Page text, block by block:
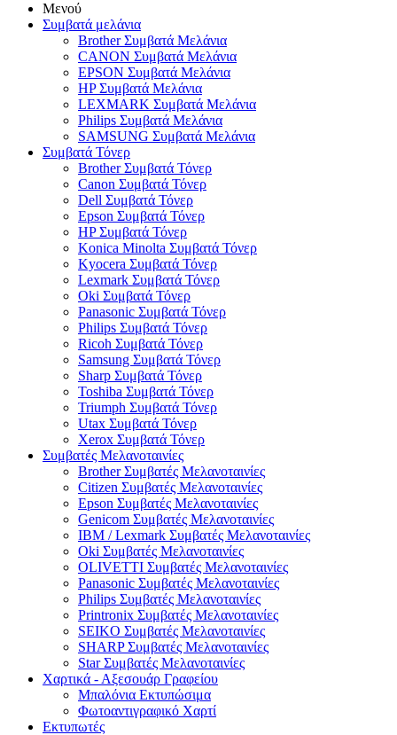
Μενού
Συμβατά μελάνια
Brother Συμβατά Μελάνια
CANON Συμβατά Μελάνια
EPSON Συμβατά Μελάνια
HP Συμβατά Μελάνια
LEXMARK Συμβατά Μελάνια
Philips Συμβατά Μελάνια
SAMSUNG Συμβατά Μελάνια
Συμβατά Τόνερ
Brother Συμβατά Τόνερ
Canon Συμβατά Τόνερ
Dell Συμβατά Τόνερ
Epson Συμβατά Τόνερ
HP Συμβατά Τόνερ
Konica Minolta Συμβατά Τόνερ
Kyocera Συμβατά Τόνερ
Lexmark Συμβατά Τόνερ
Oki Συμβατά Τόνερ
Panasonic Συμβατά Τόνερ
Philips Συμβατά Τόνερ
Ricoh Συμβατά Τόνερ
Samsung Συμβατά Τόνερ
Sharp Συμβατά Τόνερ
Toshiba Συμβατά Τόνερ
Triumph Συμβατά Τόνερ
Utax Συμβατά Τόνερ
Xerox Συμβατά Τόνερ
Συμβατές Μελανοταινίες
Brother Συμβατές Μελανοταινίες
Citizen Συμβατές Μελανοταινίες
Epson Συμβατές Μελανοταινίες
Genicom Συμβατές Μελανοταινίες
IBM / Lexmark Συμβατές Μελανοταινίες
Oki Συμβατές Μελανοταινίες
OLIVETTI Συμβατές Μελανοταινίες
Panasonic Συμβατές Μελανοταινίες
Philips Συμβατές Μελανοταινίες
Printronix Συμβατές Μελανοταινίες
SEIKO Συμβατές Μελανοταινίες
SHARP Συμβατές Μελανοταινίες
Star Συμβατές Μελανοταινίες
Χαρτικά - Αξεσουάρ Γραφείου
Μπαλόνια Εκτυπώσιμα
Φωτοαντιγραφικό Χαρτί
Εκτυπωτές